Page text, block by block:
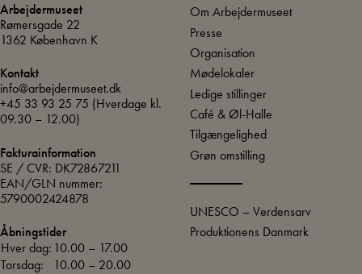
Arbejdermuseet
Rømersgade 22
1362 København K
Kontakt
info@arbejdermuseet.dk
+45 33 93 25 75 (Hverdage kl.
09.30 – 12.00)
Fakturainformation
SE / CVR: DK72867211
EAN/GLN nummer:
5790002424878
Åbningstider
Hver dag: 10.00 – 17.00
Torsdag:
10.00 – 20.00
Om Arbejdermuseet
Presse
Organisation
Mødelokaler
Ledige stillinger
Café & Øl-Halle
Tilgængelighed
Grøn omstilling
UNESCO – Verdensarv
Produktionens Danmark